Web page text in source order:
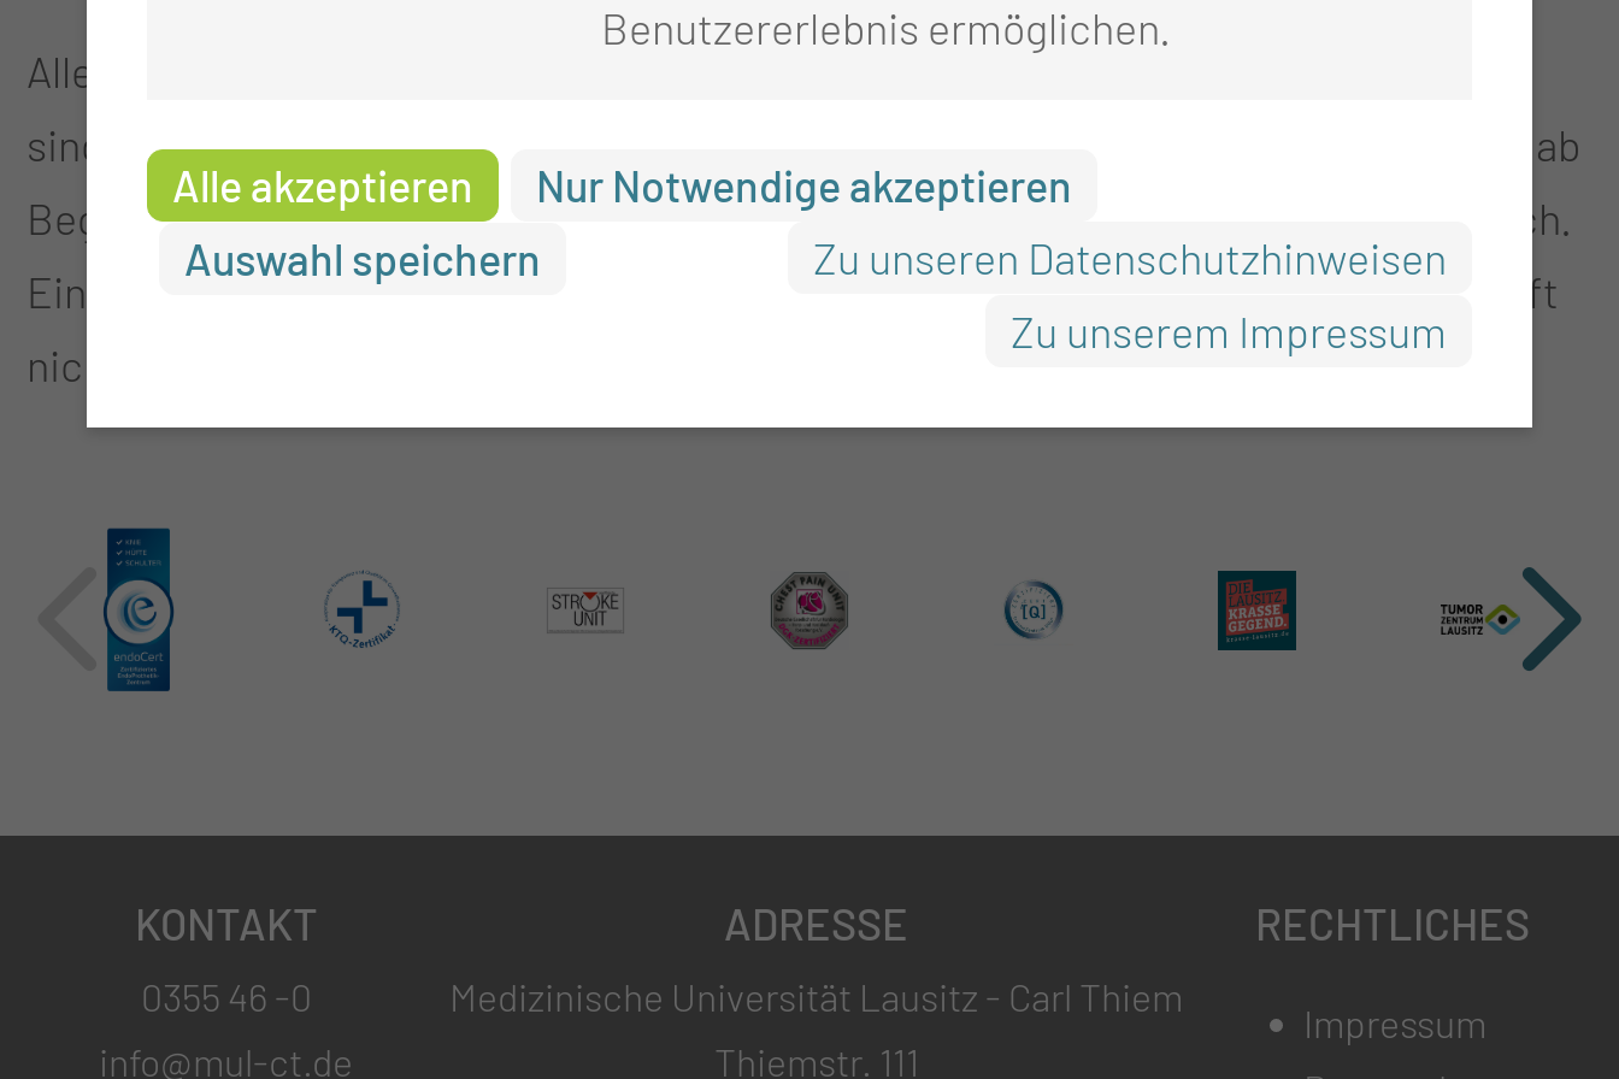
Allenfalls Röntgenuntersuchungen sind zurückhaltend zu indizieren. Allerdings
sind Röntgenuntersuchungen inklusive Mammographien bei dringlicher Indikation ab
Beginn des 2. Trimenons (nach 14 Schwangerschaftswochen) grundsätzlich möglich.
Eine so genannte Knochenszintigraphie wird üblicherweise in der Schwangerschaft
nicht durchgeführt.
KONTAKT
0355 46 -0
info@mul-ct.de
ADRESSE
Medizinische Universität Lausitz - Carl Thiem
Thiemstr. 111
RECHTLICHES
Impressum
Benutzererlebnis ermöglichen.
Alle akzeptieren
Nur Notwendige akzeptieren
Auswahl speichern
Zu unseren Datenschutzhinweisen
Zu unserem Impressum